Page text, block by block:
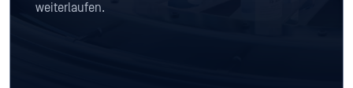
weiterlaufen.